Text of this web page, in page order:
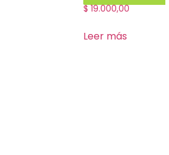
$19.000,00
Leer más